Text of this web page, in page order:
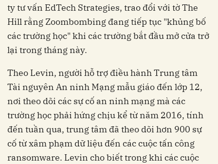
ty tư vấn EdTech Strategies, trao đổi với tờ The
Hill rằng Zoombombing đang tiếp tục "khủng bố
các trường học" khi các trường bắt đầu mở cửa trở
lại trong tháng này.
Theo Levin, người hỗ trợ điều hành Trung tâm
Tài nguyên An ninh Mạng mẫu giáo đến lớp 12,
nơi theo dõi các sự cố an ninh mạng mà các
trường học phải hứng chịu kể từ năm 2016, tính
đến tuần qua, trung tâm đã theo dõi hơn 900 sự
cố từ xâm phạm dữ liệu đến các cuộc tấn công
ransomware. Levin cho biết trong khi các cuộc